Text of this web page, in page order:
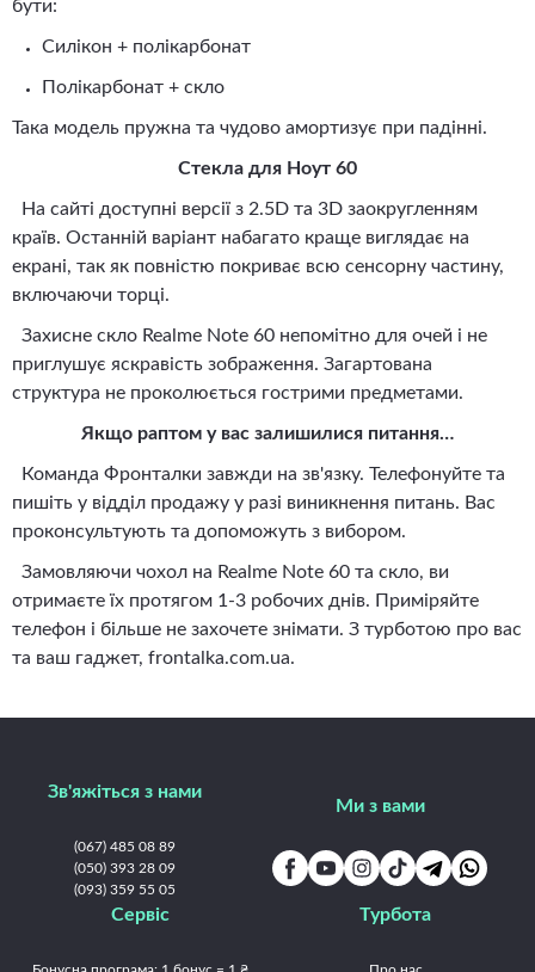
бути:
Силікон + полікарбонат
Полікарбонат + скло
Така модель пружна та чудово амортизує при падінні.
Стекла для Ноут 60
На сайті доступні версії з 2.5D та 3D заокругленням
країв. Останній варіант набагато краще виглядає на
екрані, так як повністю покриває всю сенсорну частину,
включаючи торці.
Захисне скло Realme Note 60 непомітно для очей і не
приглушує яскравість зображення. Загартована
структура не проколюється гострими предметами.
Якщо раптом у вас залишилися питання…
Команда Фронталки завжди на зв'язку. Телефонуйте та
пишіть у відділ продажу у разі виникнення питань. Вас
проконсультують та допоможуть з вибором.
Замовляючи чохол на Realme Note 60 та скло, ви
отримаєте їх протягом 1-3 робочих днів. Приміряйте
телефон і більше не захочете знімати. З турботою про вас
та ваш гаджет, frontalka.com.ua.
Зв'яжіться з нами
(067) 485 08 89
(050) 393 28 09
(093) 359 55 05
Ми з вами
Сервіс Турбота